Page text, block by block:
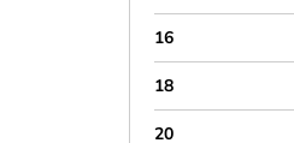
16
18
20